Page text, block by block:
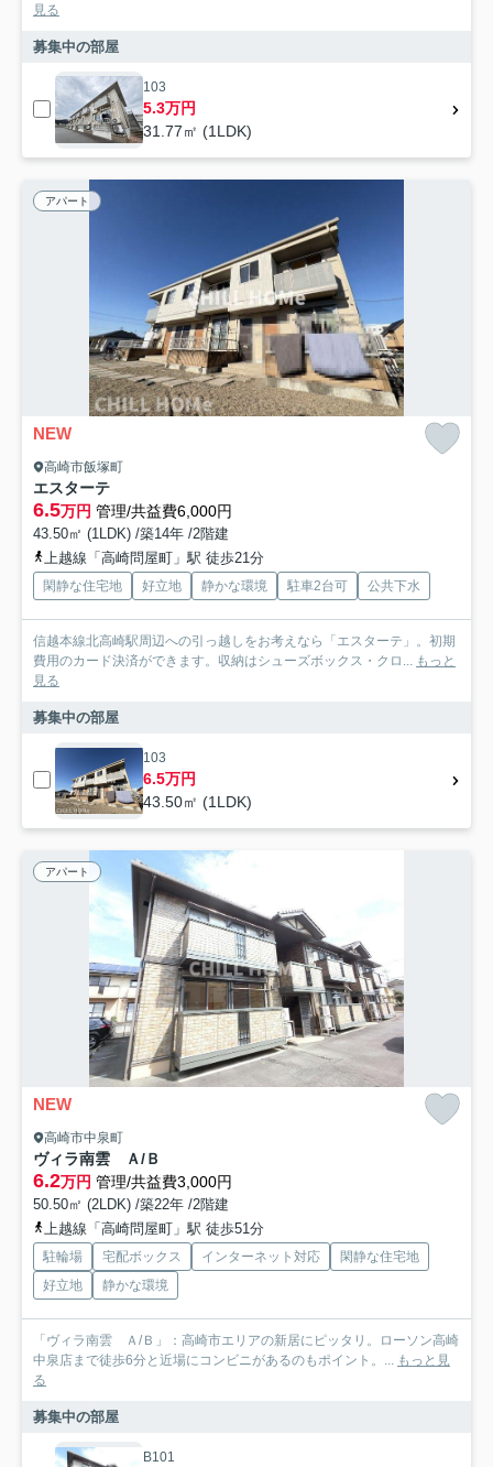
見る
募集中の部屋
103
5.3万円
31.77㎡ (1LDK)
アパート
NEW
高崎市飯塚町
エスターテ
6.5万円 管理/共益費6,000円
43.50㎡ (1LDK) /築14年 /2階建
上越線「高崎問屋町」駅 徒歩21分
閑静な住宅地 好立地 静かな環境 駐車2台可 公共下水
信越本線北高崎駅周辺への引っ越しをお考えなら「エスターテ」。初期
費用のカード決済ができます。収納はシューズボックス・クロ...
もっと
見る
募集中の部屋
103
6.5万円
43.50㎡ (1LDK)
アパート
NEW
高崎市中泉町
ヴィラ南雲 Ａ/Ｂ
6.2万円 管理/共益費3,000円
50.50㎡ (2LDK) /築22年 /2階建
上越線「高崎問屋町」駅 徒歩51分
駐輪場 宅配ボックス インターネット対応
閑静な住宅地
好立地
静かな環境
「ヴィラ南雲 Ａ/Ｂ」：高崎市エリアの新居にピッタリ。ローソン高崎
中泉店まで徒歩6分と近場にコンビニがあるのもポイント。...
もっと見
る
募集中の部屋
B101